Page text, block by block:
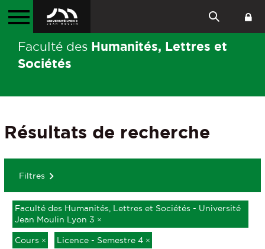
Faculté des Humanités, Lettres et
Sociétés
Résultats de recherche
Filtres
Faculté des Humanités, Lettres et Sociétés - Université
Jean Moulin Lyon 3 ×
Cours × Licence - Semestre 4 ×